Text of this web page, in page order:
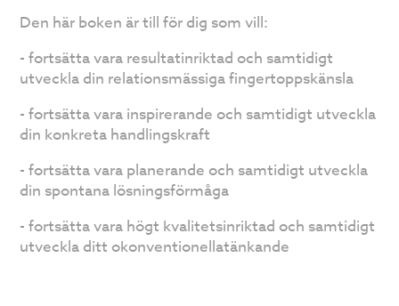
Den här boken är till för dig som vill:
- fortsätta vara resultatinriktad och samtidigt
utveckla din relationsmässiga fingertoppskänsla
- fortsätta vara inspirerande och samtidigt utveckla
din konkreta handlingskraft
- fortsätta vara planerande och samtidigt utveckla
din spontana lösningsförmåga
- fortsätta vara högt kvalitetsinriktad och samtidigt
utveckla ditt okonventionellatänkande